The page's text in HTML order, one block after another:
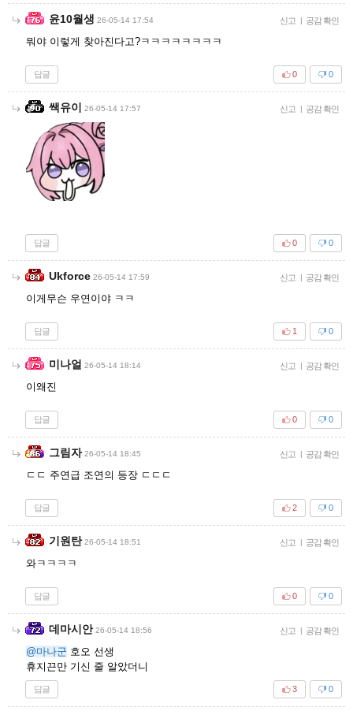
윤10월생 26-05-14 17:54 신고 | 공감 확인
뭐야 이렇게 찾아진다고?ㅋㅋㅋㅋㅋㅋㅋㅋ
답글 0
0
쌕유이 26-05-14 17:57 신고 | 공감 확인
답글 0
0
Ukforce 26-05-14 17:59 신고 | 공감 확인
이게무슨 우연이야 ㅋㅋ
답글 0
1
미나얼 26-05-14 18:14 신고 | 공감 확인
이왜진
답글 0
0
그림자 26-05-14 18:45 신고 | 공감 확인
ㄷㄷ 주연급 조연의 등장 ㄷㄷㄷ
답글 0
2
기원탄 26-05-14 18:51 신고 | 공감 확인
와ㅋㅋㅋㅋ
답글 0
0
데마시안 26-05-14 18:56 신고 | 공감 확인
@마나군 호오 선생
휴지끈만 기신 줄 알았더니
답글 0
3